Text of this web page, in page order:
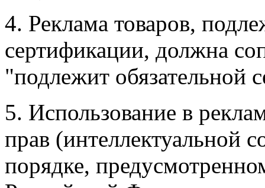
4. Реклама товаров,
сертификации, должна
"подлежит обязательной
5. Использование в
прав (интеллектуальной
порядке,